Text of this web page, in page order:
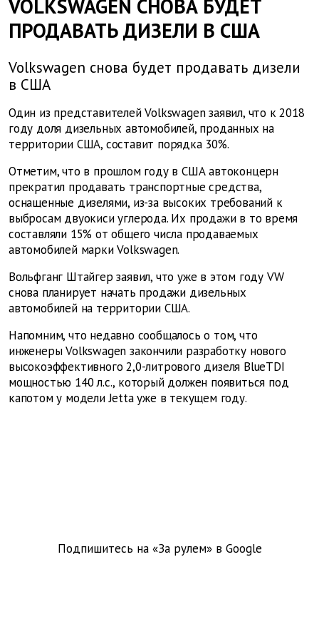
VOLKSWAGEN СНОВА БУДЕТ
ПРОДАВАТЬ ДИЗЕЛИ В США
Volkswagen снова будет продавать дизели
в США
Один из представителей Volkswagen заявил, что к 2018
году доля дизельных автомобилей, проданных на
территории США, составит порядка 30%.
Отметим, что в прошлом году в США автоконцерн
прекратил продавать транспортные средства,
оснащенные дизелями, из-за высоких требований к
выбросам двуокиси углерода. Их продажи в то время
составляли 15% от общего числа продаваемых
автомобилей марки Volkswagen.
Вольфганг Штайгер заявил, что уже в этом году VW
снова планирует начать продажи дизельных
автомобилей на территории США.
Напомним, что недавно сообщалось о том, что
инженеры Volkswagen закончили разработку нового
высокоэффективного 2,0-литрового дизеля BlueTDI
мощностью 140 л.с., который должен появиться под
капотом у модели Jetta уже в текущем году.
Подпишитесь на «За рулем» в Google